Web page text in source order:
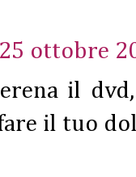
25 ottobre
il
il tuo